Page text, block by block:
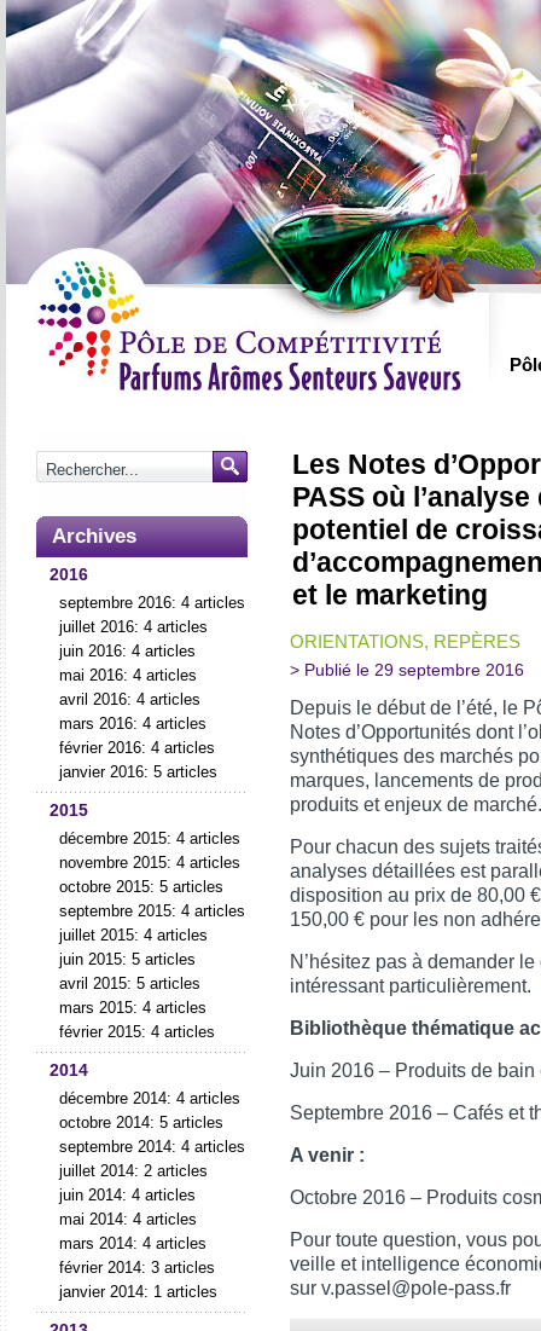
Archives
2016
septembre 2016: 4 articles
juillet 2016: 4 articles
juin 2016: 4 articles
mai 2016: 4 articles
avril 2016: 4 articles
mars 2016: 4 articles
février 2016: 4 articles
janvier 2016: 5 articles
2015
décembre 2015: 4 articles
novembre 2015: 4 articles
octobre 2015: 5 articles
septembre 2015: 4 articles
juillet 2015: 4 articles
juin 2015: 5 articles
avril 2015: 5 articles
mars 2015: 4 articles
février 2015: 4 articles
2014
décembre 2014: 4 articles
octobre 2014: 5 articles
septembre 2014: 4 articles
juillet 2014: 2 articles
juin 2014: 4 articles
mai 2014: 4 articles
mars 2014: 4 articles
février 2014: 3 articles
janvier 2014: 1 articles
Les Notes
PASS où
potentiel de
et le marketing
ORIENTATIONS, REPÈRES
> Publié le 29 septembre 2016
Depuis le début de l’été, le
Notes d’Opportunités dont
synthétiques des marchés
marques, lancements de
produits et enjeux de marché.
Pour chacun des sujets
analyses détaillées est
disposition au prix de 80,00
150,00 € pour les non
N’hésitez pas à demander
intéressant particulièrement.
Bibliothèque thématique
Juin 2016 – Produits de bain
Septembre 2016 – Cafés et
A venir :
Octobre 2016 – Produits
Pour toute question, vous
veille et intelligence
sur v.passel@pole-pass.fr